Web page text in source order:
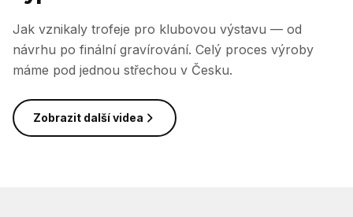
Jak vznikaly trofeje pro klubovou výstavu — od
návrhu po finální gravírování. Celý proces výroby
máme pod jednou střechou v Česku.
Zobrazit další videa